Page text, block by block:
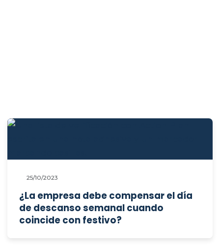
25/10/2023
¿La empresa debe compensar el día
de descanso semanal cuando
coincide con festivo?